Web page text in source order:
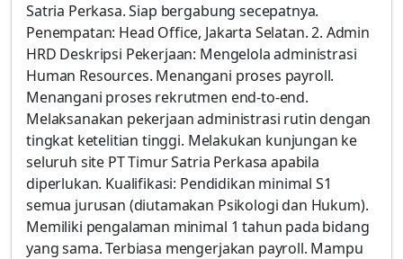
Satria Perkasa. Siap bergabung secepatnya.
Penempatan: Head Office, Jakarta Selatan. 2. Admin
HRD Deskripsi Pekerjaan: Mengelola administrasi
Human Resources. Menangani proses payroll.
Menangani proses rekrutmen end-to-end.
Melaksanakan pekerjaan administrasi rutin dengan
tingkat ketelitian tinggi. Melakukan kunjungan ke
seluruh site PT Timur Satria Perkasa apabila
diperlukan. Kualifikasi: Pendidikan minimal S1
semua jurusan (diutamakan Psikologi dan Hukum).
Memiliki pengalaman minimal 1 tahun pada bidang
yang sama. Terbiasa mengerjakan payroll. Mampu